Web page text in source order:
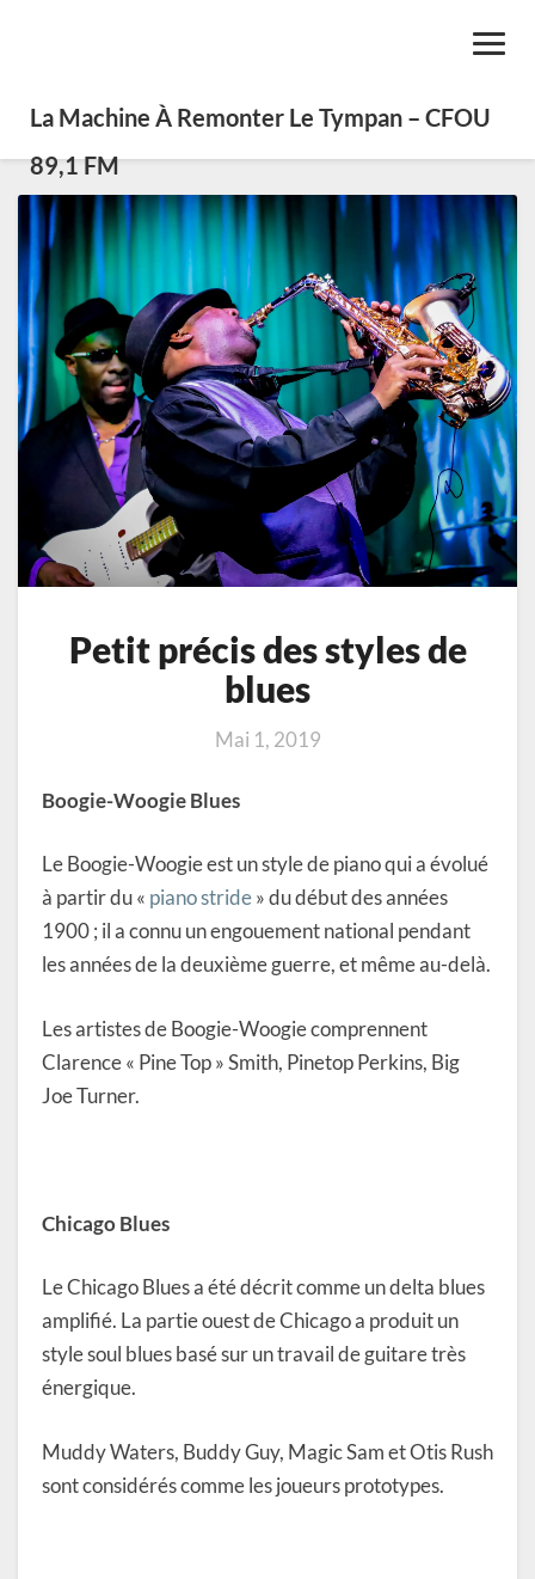
Toggle
La Machine À Remonter Le Tympan – CFOU
89,1 FM
Petit
précis
styles
de
blues
Petit précis des styles de
blues
Mai 1, 2019
Boogie-Woogie Blues
Le Boogie-Woogie est un style de piano qui a évolué
à partir du « piano stride» du début des années
1900 ; il a connu un engouement national pendant
les années de la deuxième guerre, et même au-delà.
Les artistes de Boogie-Woogie comprennent
Clarence « Pine Top » Smith, Pinetop Perkins, Big
Joe Turner.
Chicago Blues
Le Chicago Blues a été décrit comme un delta blues
amplifié. La partie ouest de Chicago a produit un
style soul blues basé sur un travail de guitare très
énergique.
Muddy Waters, Buddy Guy, Magic Sam et Otis Rush
sont considérés comme les joueurs prototypes.